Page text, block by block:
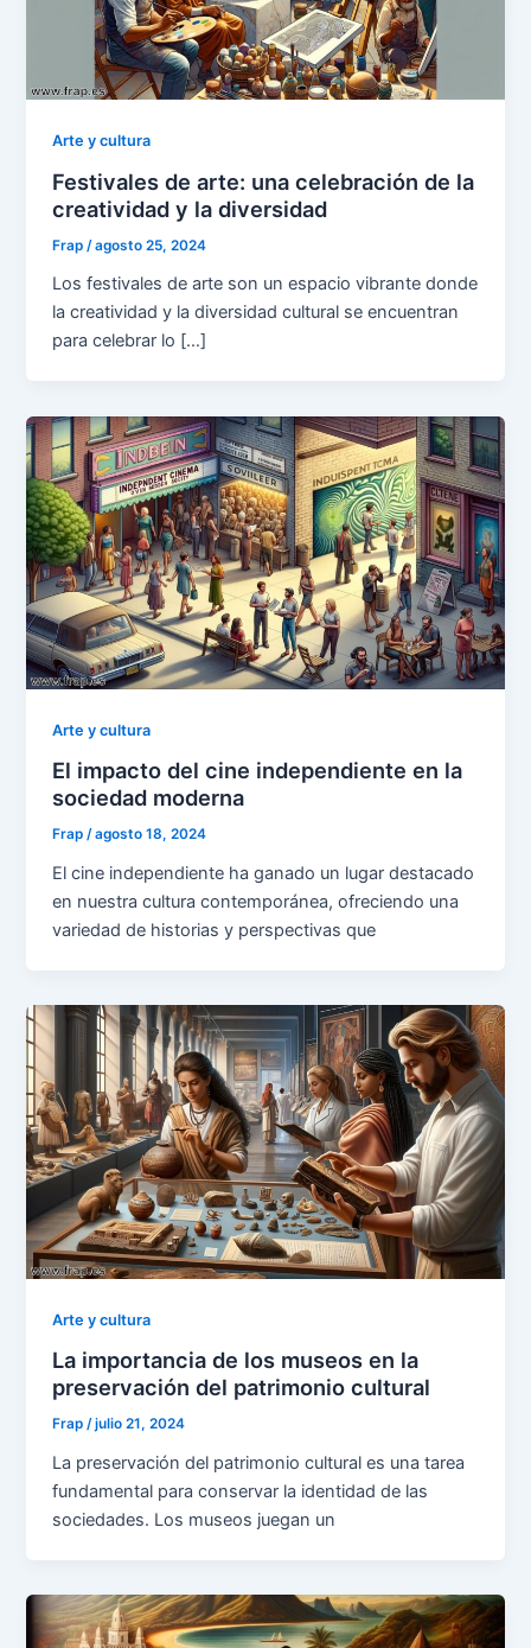
Arte y cultura
Festivales de arte: una celebración de la
creatividad y la diversidad
Frap /agosto 25, 2024
Los festivales de arte son un espacio vibrante donde
la creatividad y la diversidad cultural se encuentran
para celebrar lo […]
Arte y cultura
El impacto del cine independiente en la
sociedad moderna
Frap/agosto 18, 2024
El cine independiente ha ganado un lugar destacado
en nuestra cultura contemporánea, ofreciendo una
variedad de historias y perspectivas que
Arte y cultura
La importancia de los museos en la
preservación del patrimonio cultural
Frap/julio 21, 2024
La preservación del patrimonio cultural es una tarea
fundamental para conservar la identidad de las
sociedades. Los museos juegan un